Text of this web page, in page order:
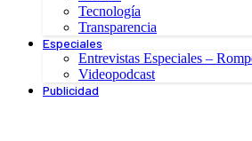
Tecnología
Transparencia
Especiales
Entrevistas Especiales –
Videopodcast
Publicidad